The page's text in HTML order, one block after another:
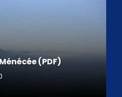
(PDF)